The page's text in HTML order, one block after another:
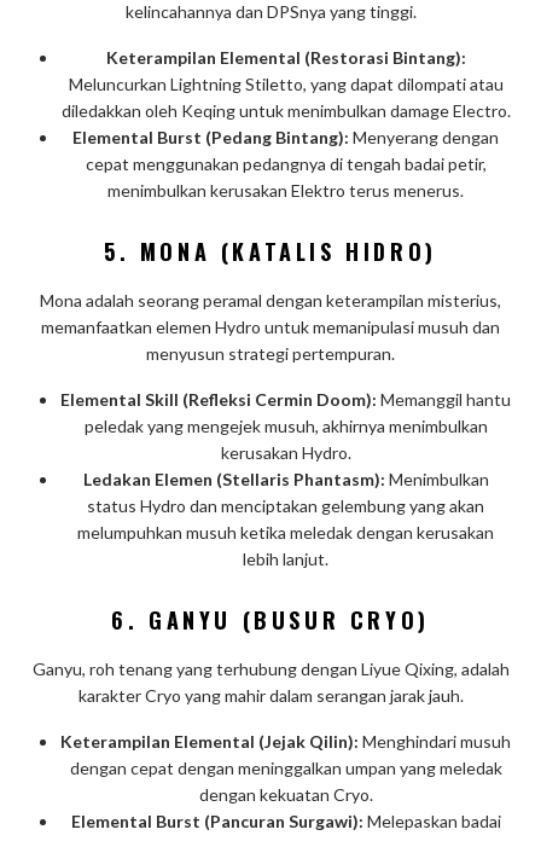
kelincahannya dan DPSnya yang tinggi.
Keterampilan Elemental (Restorasi Bintang):
Meluncurkan Lightning Stiletto, yang dapat dilompati atau
diledakkan oleh Keqing untuk menimbulkan damage Electro.
Elemental Burst (Pedang Bintang): Menyerang dengan
cepat menggunakan pedangnya di tengah badai petir,
menimbulkan kerusakan Elektro terus menerus.
5. MONA (KATALIS HIDRO)
Mona adalah seorang peramal dengan keterampilan misterius,
memanfaatkan elemen Hydro untuk memanipulasi musuh dan
menyusun strategi pertempuran.
Elemental Skill (Refleksi Cermin Doom): Memanggil hantu
peledak yang mengejek musuh, akhirnya menimbulkan
kerusakan Hydro.
Ledakan Elemen (Stellaris Phantasm): Menimbulkan
status Hydro dan menciptakan gelembung yang akan
melumpuhkan musuh ketika meledak dengan kerusakan
lebih lanjut.
6. GANYU (BUSUR CRYO)
Ganyu, roh tenang yang terhubung dengan Liyue Qixing, adalah
karakter Cryo yang mahir dalam serangan jarak jauh.
Keterampilan Elemental (Jejak Qilin): Menghindari musuh
dengan cepat dengan meninggalkan umpan yang meledak
dengan kekuatan Cryo.
Elemental Burst (Pancuran Surgawi): Melepaskan badai